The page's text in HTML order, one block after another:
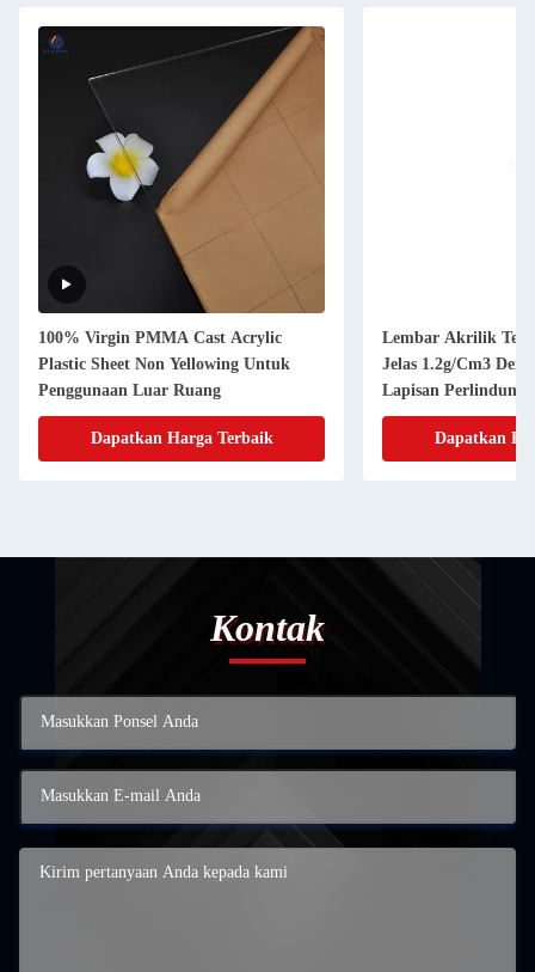
100% Virgin PMMA Cast Acrylic
Plastic Sheet Non Yellowing Untuk
Penggunaan Luar Ruang
Dapatkan Harga Terbaik
Lembar Akrilik
Jelas 1.2g/Cm3
Lapisan
Dapatkan
Kontak